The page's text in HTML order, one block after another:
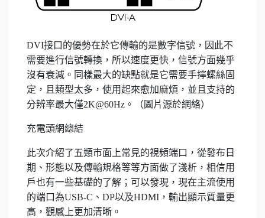
DVI接口的優勢在於它傳輸的是數字信號，因此不
需要進行信號轉換，所以速度更快，信號方面幾乎
沒有衰減。同樣最大的缺點就是它需要手擰螺絲固
定，且類型太多，使用起來愈加麻煩，並且支持的
分辨率最大僅2K@60Hz。（圖片源於網絡）
充電頭網總結
此次介紹了五類市面上常見的視頻端口，從發布日
期、形態以及傳輸規格等等方面做了淺析，相信用
戶也有一些基礎的了解；可以發現，現在主流使用
的端口為USB-C、DP以及HDMI，輸出顯示質量更
高，觀感上更加清晰。